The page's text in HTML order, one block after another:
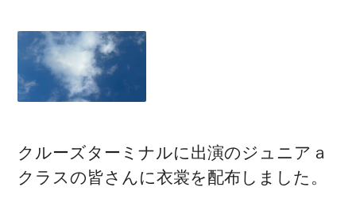
クルーズターミナルに出演のジュニアａ
クラスの皆さんに衣裳を配布しました。